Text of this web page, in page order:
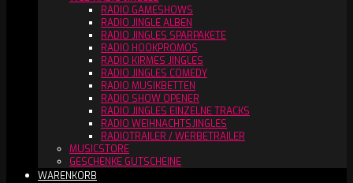
RADIO GAMESHOWS
RADIO JINGLE ALBEN
RADIO JINGLES SPARPAKETE
RADIO HOOKPROMOS
RADIO KIRMES JINGLES
RADIO JINGLES COMEDY
RADIO MUSIKBETTEN
RADIO SHOW OPENER
RADIO JINGLES EINZELNE TRACKS
RADIO WEIHNACHTSJINGLES
RADIOTRAILER / WERBETRAILER
MUSICSTORE
GESCHENKE GUTSCHEINE
WARENKORB